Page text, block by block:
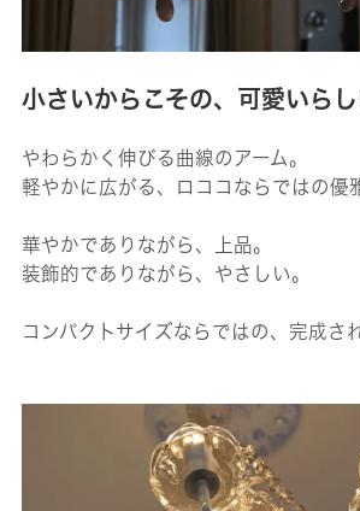
小さいからこその、可愛いら
やわらかく伸びる曲線のアーム。
軽やかに広がる、ロココならではの優
華やかでありながら、上品。
装飾的でありながら、やさしい。
コンパクトサイズならではの、完成さ